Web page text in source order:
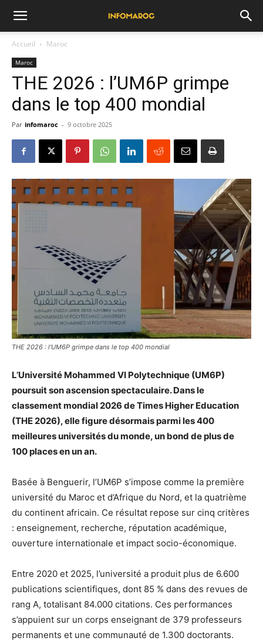
Accueil Maroc
Maroc
THE 2026 : l’UM6P grimpe
dans le top 400 mondial
Par infomaroc - 9 octobre 2025
THE 2026 : l’UM6P grimpe dans le top 400 mondial
L’Université Mohammed VI Polytechnique (UM6P)
poursuit son ascension spectaculaire. Dans le
classement mondial 2026 de Times Higher Education
(THE 2026), elle figure désormais parmi les 400
meilleures universités du monde, un bond de plus de
100 places en un an.
Basée à Benguerir, l’UM6P s’impose comme la première
université du Maroc et d’Afrique du Nord, et la quatrième
du continent africain. Ce résultat repose sur cinq critères
: enseignement, recherche, réputation académique,
ouverture internationale et impact socio-économique.
Entre 2020 et 2025, l’université a produit plus de 6.600
publications scientifiques, dont 85 % dans des revues de
rang A, totalisant 84.000 citations. Ces performances
s’appuient sur un corps enseignant de 379 professeurs
permanents et une communauté de 1.300 doctorants.